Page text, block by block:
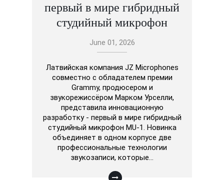
первый в мире гибридный
студийный микрофон
June 01, 2026
Латвийская компания JZ Microphones
совместно с обладателем премии
Grammy, продюсером и
звукорежиссёром Марком Урселли,
представила инновационную
разработку - первый в мире гибридный
студийный микрофон MU-1. Новинка
объединяет в одном корпусе две
профессиональные технологии
звукозаписи, которые…